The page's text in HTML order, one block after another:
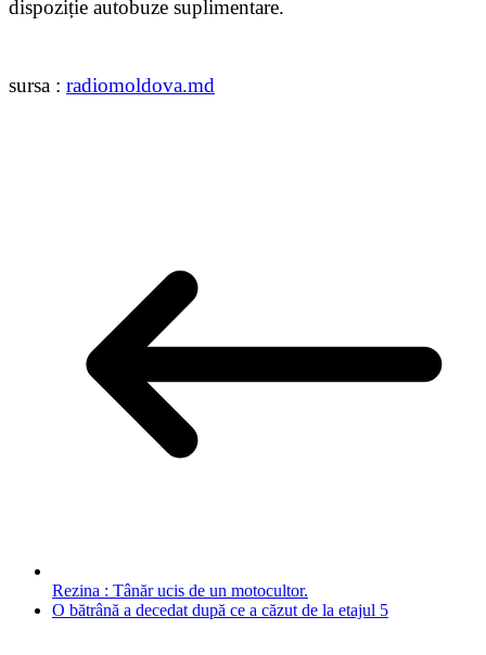
dispoziție autobuze suplimentare.
sursa : radiomoldova.md
Rezina : Tânăr ucis de un motocultor.
O bătrână a decedat după ce a căzut de la etajul 5